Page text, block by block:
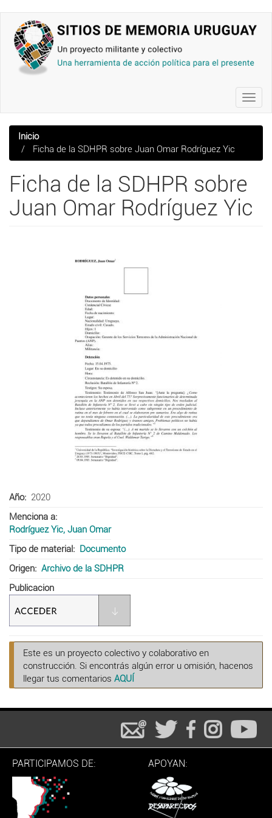
contenido
principal
Inicio
Ficha de la SDHPR sobre Juan Omar Rodríguez Yic
Ficha de la SDHPR sobre
Juan Omar Rodríguez Yic
Año
2020
Menciona a
Rodríguez Yic, Juan Omar
Tipo de material
Documento
Origen
Archivo de la SDHPR
Publicacion
Este es un proyecto colectivo y colaborativo en
construcción. Si encontrás algún error u omisión, hacenos
llegar tus comentarios AQUÍ
PARTICIPAMOS DE: APOYAN: